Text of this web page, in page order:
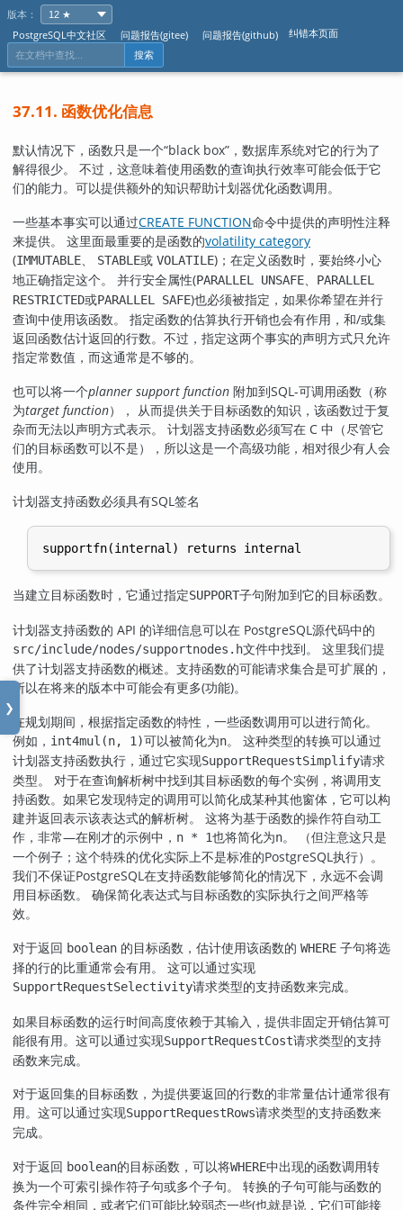
版本：
PostgreSQL中文社区
问题报告(gitee) 问题报告(github) 纠错本页面
搜索
❯
37.11. 函数优化信息
默认情况下，函数只是一个“black box” ，数据库系统对它的行为了
解得很少。 不过，这意味着使用函数的查询执行效率可能会低于它
们的能力。可以提供额外的知识帮助计划器优化函数调用。
一些基本事实可以通过CREATE FUNCTION命令中提供的声明性注释
来提供。 这里面最重要的是函数的volatility category
(IMMUTABLE、 STABLE或 VOLATILE)；在定义函数时，要始终小心
地正确指定这个。 并行安全属性(PARALLEL UNSAFE、
PARALLEL
RESTRICTED或PARALLEL SAFE)也必须被指定，如果你希望在并行
查询中使用该函数。 指定函数的估算执行开销也会有作用，和/或集
返回函数估计返回的行数。不过，指定这两个事实的声明方式只允许
指定常数值，而这通常是不够的。
也可以将一个planner support function 附加到SQL-可调用函数（称
为target function）， 从而提供关于目标函数的知识，该函数过于复
杂而无法以声明方式表示。 计划器支持函数必须写在 C 中（尽管它
们的目标函数可以不是），所以这是一个高级功能，相对很少有人会
使用。
计划器支持函数必须具有SQL签名
当建立目标函数时，它通过指定SUPPORT子句附加到它的目标函数。
计划器支持函数的 API 的详细信息可以在 PostgreSQL源代码中的
src/include/nodes/supportnodes.h文件中找到。 这里我们提
供了计划器支持函数的概述。支持函数的可能请求集合是可扩展的，
所以在将来的版本中可能会有更多(功能)。
在规划期间，根据指定函数的特性，一些函数调用可以进行简化。
例如， int4mul(n, 1)可以被简化为n。 这种类型的转换可以通过
计划器支持函数执行，通过它实现SupportRequestSimplify请求
类型。 对于在查询解析树中找到其目标函数的每个实例，将调用支
持函数。如果它发现特定的调用可以简化成某种其他窗体，它可以构
建并返回表示该表达式的解析树。 这将为基于函数的操作符自动工
作，非常—在刚才的示例中， n * 1也将简化为n。 （但注意这只是
一个例子；这个特殊的优化实际上不是标准的PostgreSQL执行）。
我们不保证PostgreSQL在支持函数能够简化的情况下，永远不会调
用目标函数。 确保简化表达式与目标函数的实际执行之间严格等
效。
对于返回 boolean 的目标函数，估计使用该函数的 WHERE 子句将选
择的行的比重通常会有用。 这可以通过实现
SupportRequestSelectivity请求类型的支持函数来完成。
如果目标函数的运行时间高度依赖于其输入，提供非固定开销估算可
能很有用。这可以通过实现SupportRequestCost请求类型的支持
函数来完成。
对于返回集的目标函数，为提供要返回的行数的非常量估计通常很有
用。这可以通过实现SupportRequestRows请求类型的支持函数来
完成。
对于返回 boolean的目标函数，可以将WHERE中出现的函数调用转
换为一个可索引操作符子句或多个子句。 转换的子句可能与函数的
条件完全相同，或者它们可能比较弱态一些(也就是说，它们可能接